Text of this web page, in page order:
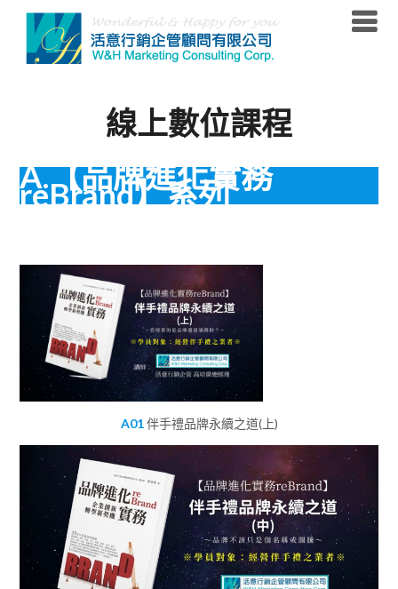
content
線上數位課程
A.【品牌進化實務
reBrand】系列
A01伴手禮品牌永續之道(上)